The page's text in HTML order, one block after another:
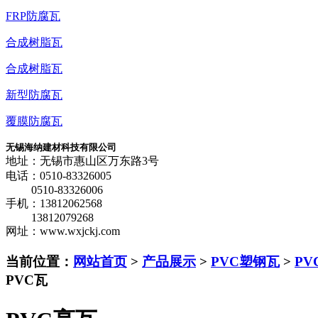
FRP防腐瓦
合成树脂瓦
合成树脂瓦
新型防腐瓦
覆膜防腐瓦
无锡海纳建材科技有限公司
地址：无锡市惠山区万东路3号
电话：0510-83326005
0510-83326006
手机：13812062568
13812079268
网址：www.wxjckj.com
当前位置： 网站首页 > 产品展示 > PVC塑钢瓦>
PVC瓦